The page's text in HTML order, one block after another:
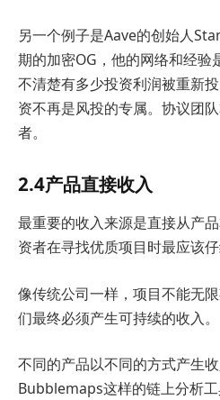
另一个例子是Aave的创始人
期的加密OG，他的网络和经验
不清楚有多少投资利润被重新
资不再是风投的专属。协议团
者。
2.4产品直接收入
最重要的收入来源是直接从产
资者在寻找优质项目时最应该仔
像传统公司一样，项目不能无
们最终必须产生可持续的收入。
不同的产品以不同的方式产生
Bubblemaps这样的链上分析工